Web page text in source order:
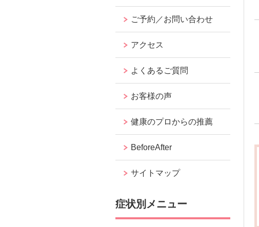
ご予約／お問い合わせ
アクセス
よくあるご質問
お客様の声
健康のプロからの推薦
BeforeAfter
サイトマップ
症状別メニュー